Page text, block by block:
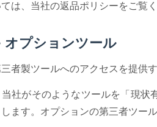
は、当社の返品ポリシーをご覧く
オプションツール
者製ツールへのアクセスを提供
社がそのようなツールを「現
ます。オプションの第三者ツー